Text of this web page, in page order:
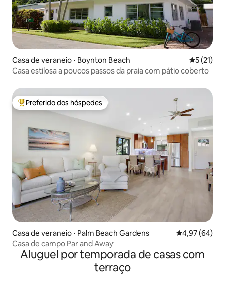
Casa de veraneio ⋅ Boynton Beach 5 de uma
5 (21)
Casa estilosa a poucos passos da praia com pátio coberto
Entre os melhores preferidos dos hóspedes
Preferido dos hóspedes
Casa de veraneio ⋅ Palm Beach Gardens 4,97 de uma
4,97 (64)
Casa de campo Par and Away
Aluguel por temporada de casas com
terraço